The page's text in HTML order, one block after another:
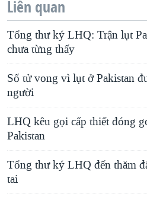
Liên quan
Tổng thư ký LHQ: Trận lụt
chưa từng thấy
Số tử vong vì lụt ở Pakistan
người
LHQ kêu gọi cấp thiết đóng
Pakistan
Tổng thư ký LHQ đến thăm
tai